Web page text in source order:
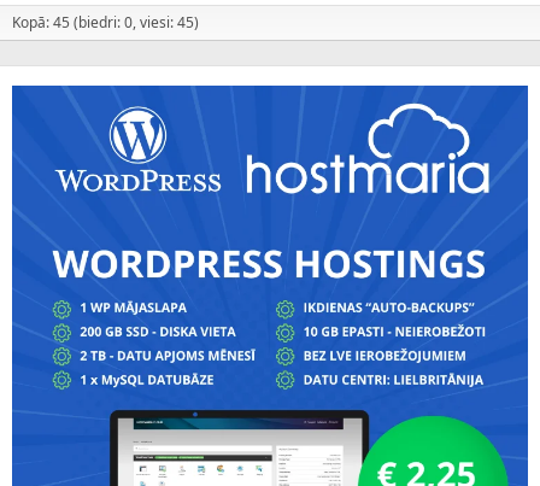
Kopā: 45 (biedri: 0, viesi: 45)